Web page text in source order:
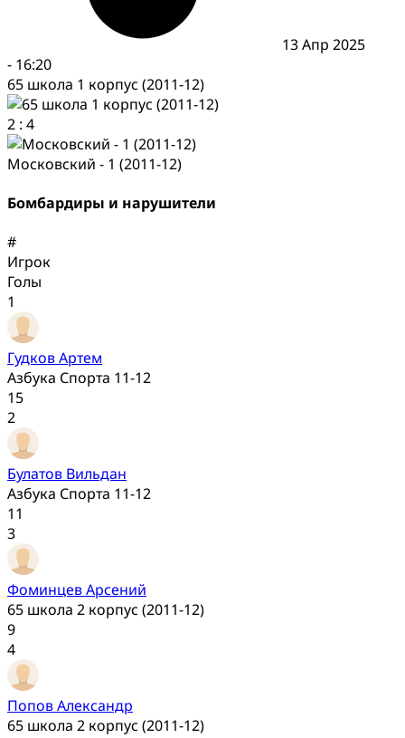
13 Апр 2025
- 16:20
65 школа 1 корпус (2011-12)
2 : 4
Московский - 1 (2011-12)
Бомбардиры и нарушители
#
Игрок
Голы
1
Гудков Артем
Азбука Спорта 11-12
15
2
Булатов Вильдан
Азбука Спорта 11-12
11
3
Фоминцев Арсений
65 школа 2 корпус (2011-12)
9
4
Попов Александр
65 школа 2 корпус (2011-12)